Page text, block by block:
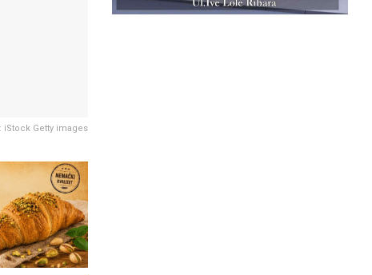
iStock Getty images